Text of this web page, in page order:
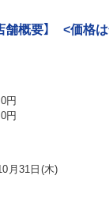
舗概要】 <価格
円
円
月31日(木)